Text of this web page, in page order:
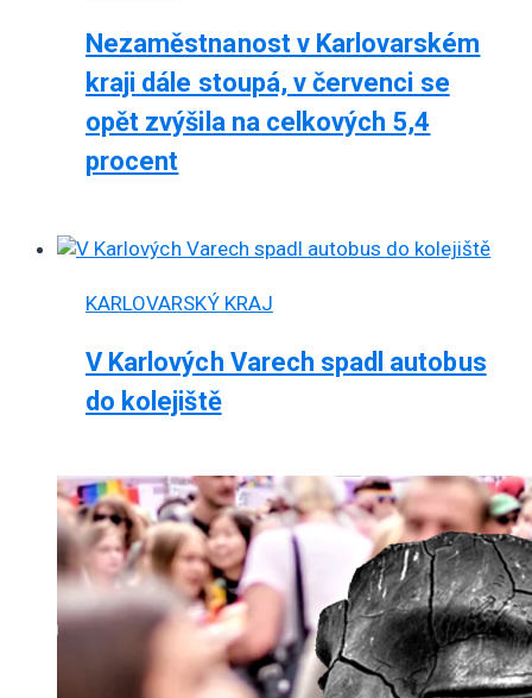
Nezaměstnanost v Karlovarském
kraji dále stoupá, v červenci se
opět zvýšila na celkových 5,4
procent
KARLOVARSKÝ KRAJ
V Karlových Varech spadl autobus
do kolejiště